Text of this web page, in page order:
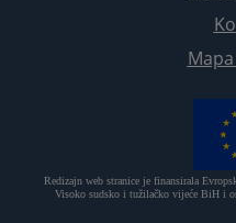
Redizajn web stranice je finansirala
Visoko sudsko i tužilačko vijeće BiH i